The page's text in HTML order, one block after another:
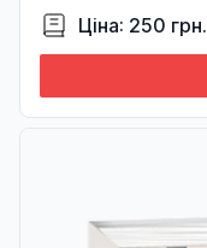
Ціна: 250 грн.